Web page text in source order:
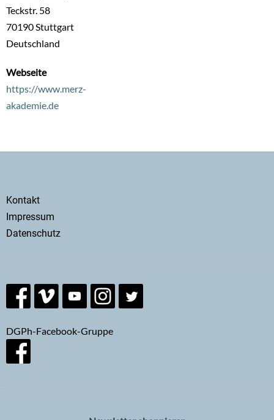
Teckstr. 58
70190 Stuttgart
Deutschland
Webseite
https://www.merz-
akademie.de
Secondary
menu
Kontakt
Impressum
Datenschutz
DGPh-Facebook-Gruppe